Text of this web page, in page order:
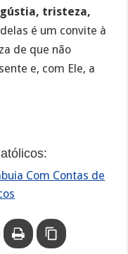
tristeza,
é um convite à
de que não
e, com Ele, a
Com Contas de